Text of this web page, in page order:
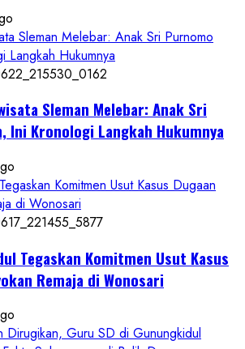
Sleman Melebar: Anak Sri Purnomo
Langkah Hukumnya
Sleman Melebar: Anak Sri
Ini Kronologi Langkah Hukumnya
Komitmen Usut Kasus Dugaan
di Wonosari
Tegaskan Komitmen Usut Kasus
Remaja di Wonosari
Dirugikan, Guru SD di Gunungkidul